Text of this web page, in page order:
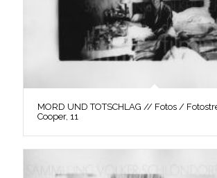
MORD UND TOTSCHLAG // Fotos /
Cooper, 11